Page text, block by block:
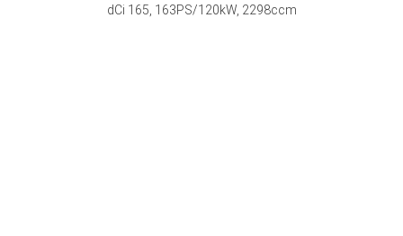
dCi 165, 163PS/120kW, 2298ccm